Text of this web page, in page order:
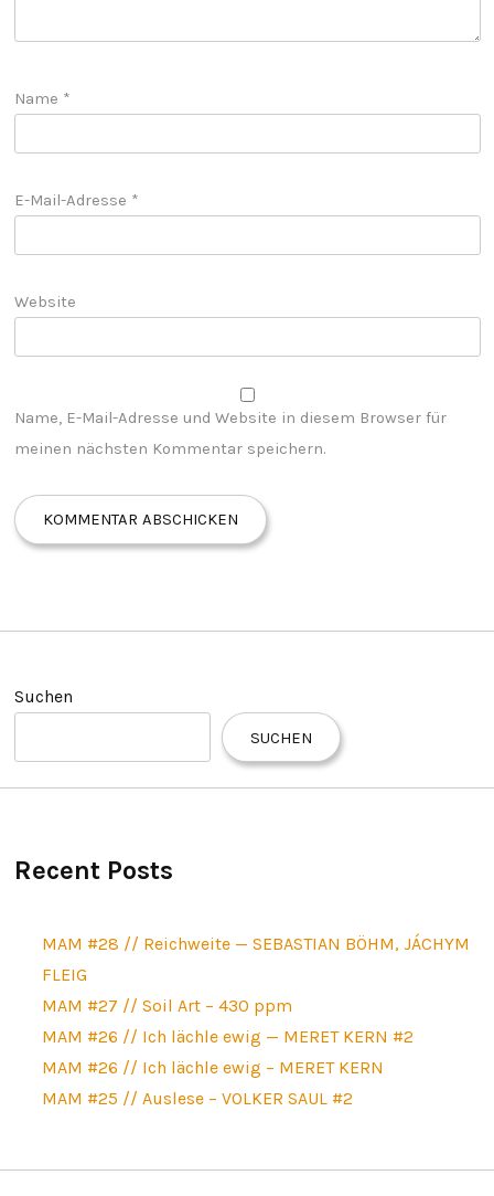
Name *
E-Mail-Adresse *
Website
Name, E-Mail-Adresse und Website in diesem Browser für
meinen nächsten Kommentar speichern.
Suchen
SUCHEN
Recent Posts
MAM #28 // Reichweite — SEBASTIAN BÖHM, JÁCHYM
FLEIG
MAM #27 // Soil Art – 430 ppm
MAM #26 // Ich lächle ewig — MERET KERN #2
MAM #26 // Ich lächle ewig – MERET KERN
MAM #25 // Auslese – VOLKER SAUL #2